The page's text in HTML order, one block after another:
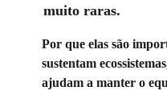
muito raras.
Por que elas são
sustentam
ajudam a manter o